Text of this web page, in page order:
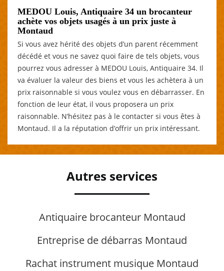
MEDOU Louis, Antiquaire 34 un brocanteur
achète vos objets usagés à un prix juste à
Montaud
Si vous avez hérité des objets d’un parent récemment
décédé et vous ne savez quoi faire de tels objets, vous
pourrez vous adresser à MEDOU Louis, Antiquaire 34. Il
va évaluer la valeur des biens et vous les achètera à un
prix raisonnable si vous voulez vous en débarrasser. En
fonction de leur état, il vous proposera un prix
raisonnable. N’hésitez pas à le contacter si vous êtes à
Montaud. Il a la réputation d’offrir un prix intéressant.
Autres services
Antiquaire brocanteur Montaud
Entreprise de débarras Montaud
Rachat instrument musique Montaud